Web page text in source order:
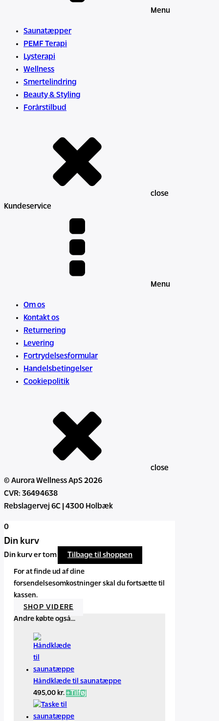
Menu
Saunatæpper
PEMF Terapi
Lysterapi
Wellness
Smertelindring
Beauty & Styling
Forårstilbud
close
Kundeservice
Menu
Om os
Kontakt os
Returnering
Levering
Fortrydelsesformular
Handelsbetingelser
Cookiepolitik
close
© Aurora Wellness ApS 2026
CVR: 36494638
Rebslagervej 6C | 4300 Holbæk
0
Din kurv
Din kurv er tom Tilbage til shoppen
For at finde ud af dine
forsendelsesomkostninger skal du fortsætte til
kassen.
SHOP VIDERE
Andre købte også...
Håndklæde til saunatæppe
495,00 kr. +Tilføj